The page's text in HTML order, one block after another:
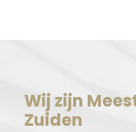
Wij zijn
Zuiden